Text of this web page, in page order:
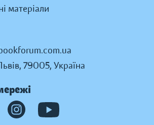
матеріали
79005, Україна